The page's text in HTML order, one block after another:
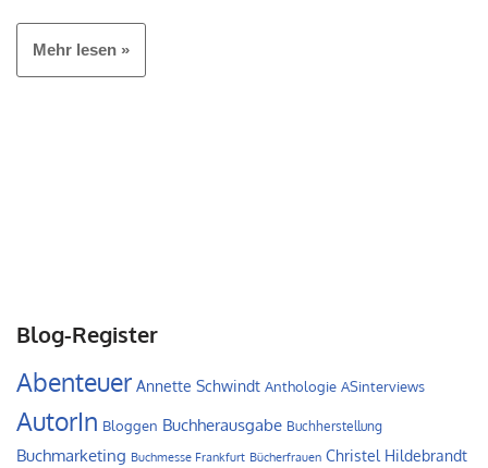
Mehr lesen »
Blog-Register
Abenteuer Annette Schwindt Anthologie ASinterviews
AutorIn Bloggen Buchherausgabe Buchherstellung
Buchmarketing Buchmesse Frankfurt Bücherfrauen Christel Hildebrandt